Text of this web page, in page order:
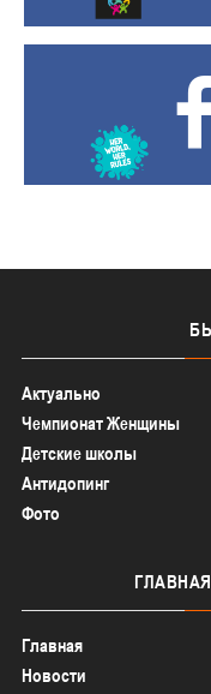
Актуально
Чемпионат Женщины
Детские школы
Антидопинг
Фото
ГЛАВНАЯ
Главная
Новости